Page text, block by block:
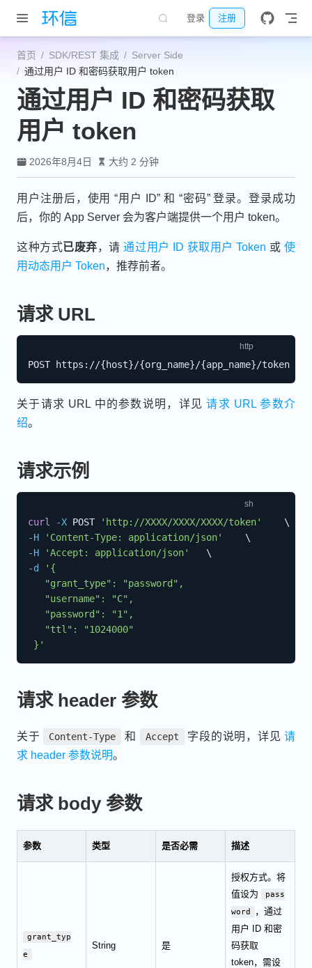
跳至主要內容
登录 注册
首页 SDK/REST 集成
Server Side
通过用户 ID 和密码获取用户 token
通过用户 ID 和密码获取
用户 token
2026年8月4日 大约 2 分钟
用户注册后，使用 “用户 ID” 和 “密码” 登录。登录成功
后，你的 App Server 会为客户端提供一个用户 token。
这种方式已废弃，请通过用户 ID 获取用户 Token 或使
用动态用户 Token，推荐前者。
请求 URL
关于请求 URL 中的参数说明，详见请求 URL 参数介
绍。
请求示例
curl -X POST 'http://XXXX/XXXX/XXXX/token'
\
-H
'Content-Type: application/json'
\
-H
'Accept: application/json'
\
-d
'{
   "grant_type": "password",
   "username": "C",
   "password": "1",
   "ttl": "1024000"
}'
请求 header 参数
关于 Content-Type 和 Accept 字段的说明，详见 请
求 header 参数说明。
请求 body 参数
参数 类型 是否必需 描述
grant_typ
e
String 是
授权方式。将
值设为
pass
word
，通过
用户 ID 和密
码获取
token，需设